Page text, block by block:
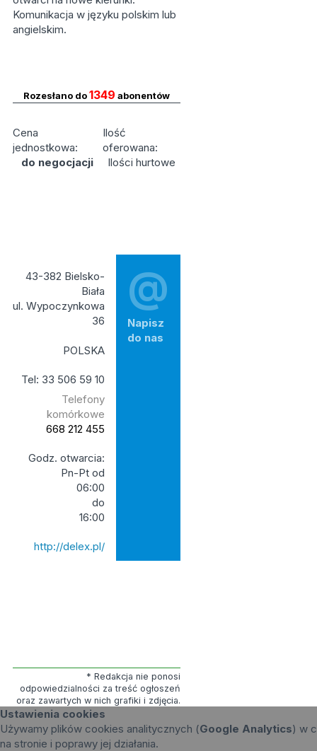
Komunikacja w języku polskim lub
angielskim.
Rozesłano do1349 abonentów
Cena
jednostkowa:
do negocjacji
Ilość
oferowana:
Ilości hurtowe
43-382 Bielsko-
Biała
ul. Wypoczynkowa
36
POLSKA
Tel: 33 506 59 10
Telefony
komórkowe
668 212 455
Godz. otwarcia:
Pn-Pt od
06:00
do
16:00
http://delex.pl/
@
Napisz
do nas
* Redakcja nie ponosi
odpowiedzialności za treść ogłoszeń
oraz zawartych w nich grafiki i zdjęcia.
Ustawienia cookies
Używamy plików cookies analitycznych (Google Analytics) w
na stronie i poprawy jej działania.